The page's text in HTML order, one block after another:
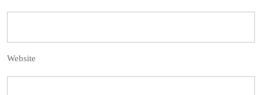
Website